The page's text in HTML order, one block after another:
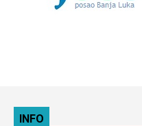
INFO